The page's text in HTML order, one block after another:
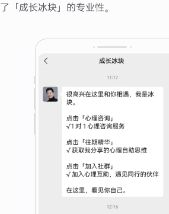
「成长冰块」的专业性。